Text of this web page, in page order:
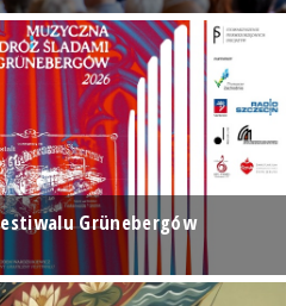
Grünebergów